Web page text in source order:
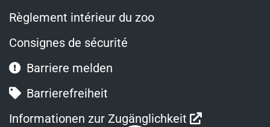
Règlement intérieur du zoo
Consignes de sécurité
Barriere melden
Barrierefreiheit
Informationen zur Zugänglichkeit
Ouvre